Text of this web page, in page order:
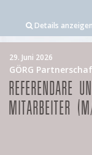
Details anzeigen
29. Juni 2026
GÖRG
REFERENDARE
MITARBEITER